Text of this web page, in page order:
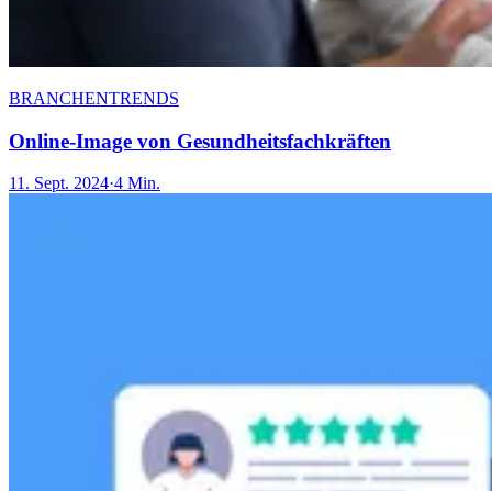
BRANCHENTRENDS
Online-Image von Gesundheitsfachkräften
11. Sept. 2024·4 Min.